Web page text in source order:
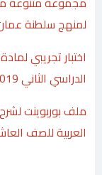
لمنهج سلطنة
اختبار تجريبي
الدراسي الثاني 2019
ملف بوربوينت
العربية للصف